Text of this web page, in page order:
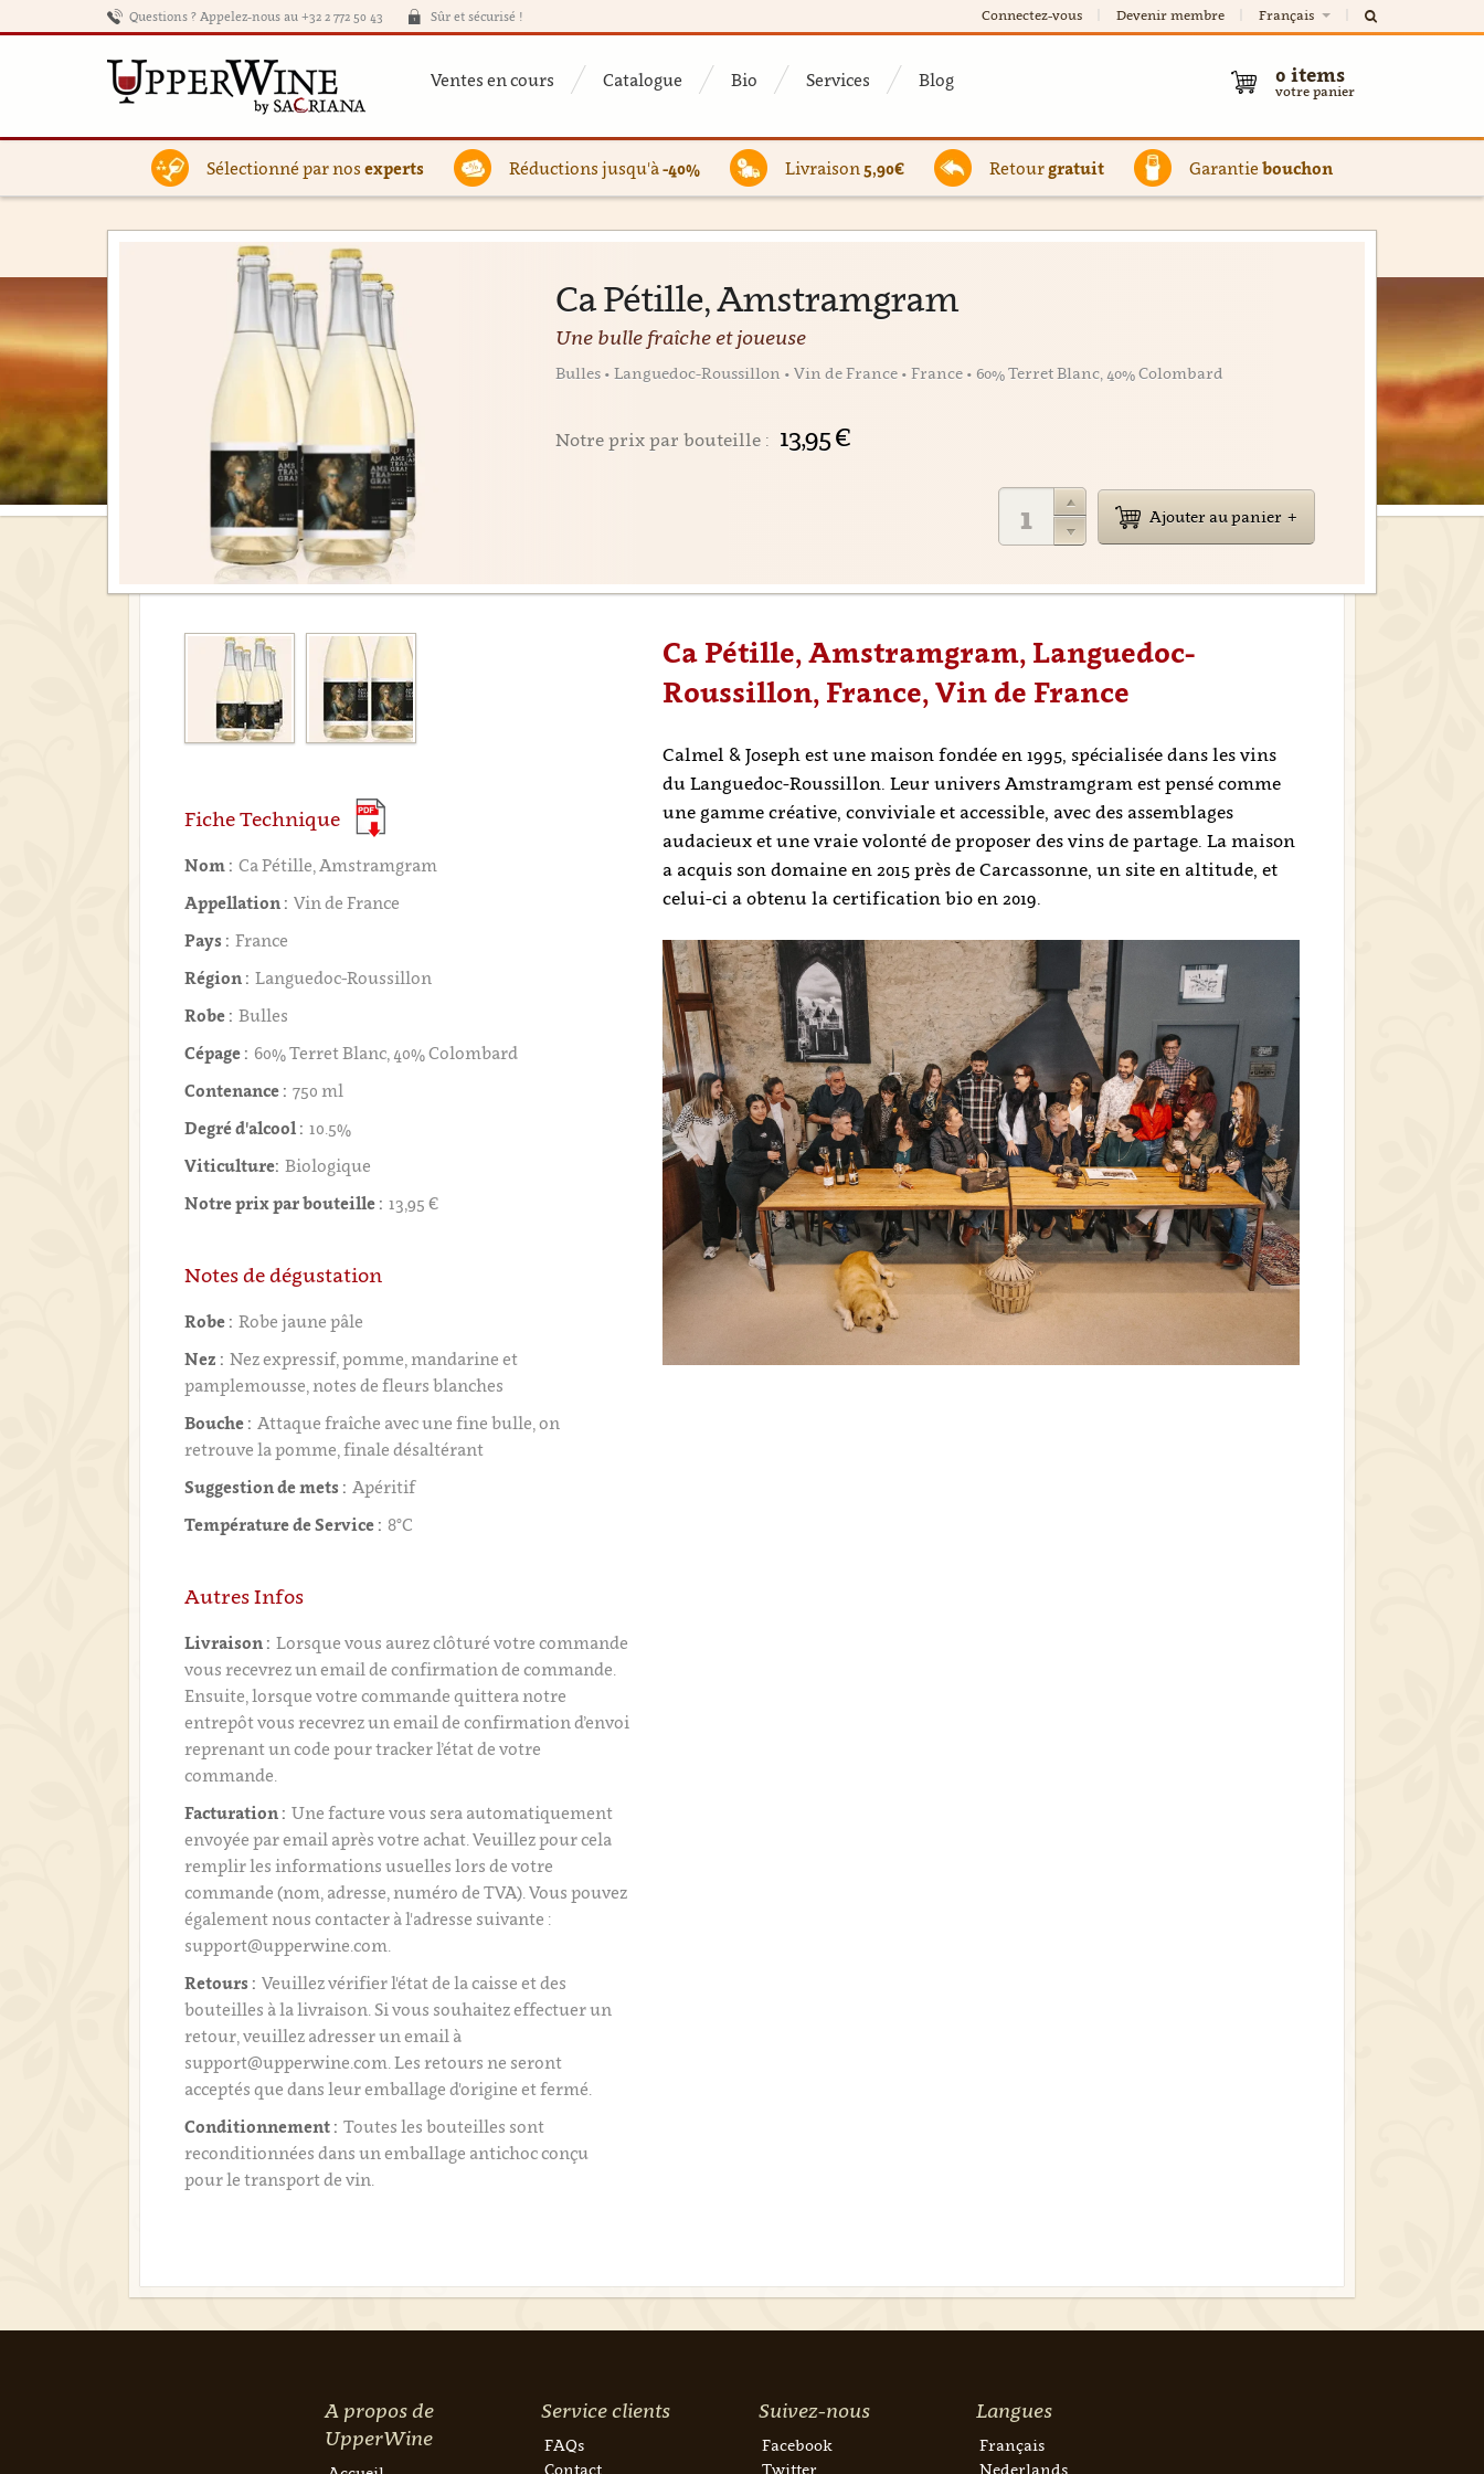
Questions ? Appelez-nous au +32 2 772 50 43 Sûr et sécurisé ! Connectez-vous Devenir membre Français
Ventes en cours Catalogue Bio Services Blog 0 items
votre panier
Sélectionné par nos experts Réductions jusqu'à-40% Livraison 5,90€ Retour gratuit Garantiebouchon
Ca Pétille, Amstramgram
Une bulle fraîche et joueuse
Bulles • Languedoc-Roussillon • Vin de France • France • 60% Terret Blanc, 40% Colombard
Notre prix par bouteille : 13,95 €
Ajouter au panier
Ca Pétille, Amstramgram, Languedoc-
Roussillon, France, Vin de France
Calmel & Joseph est une maison fondée en 1995, spécialisée dans les vins
du Languedoc-Roussillon. Leur univers Amstramgram est pensé comme
une gamme créative, conviviale et accessible, avec des assemblages
audacieux et une vraie volonté de proposer des vins de partage. La maison
a acquis son domaine en 2015 près de Carcassonne, un site en altitude, et
celui-ci a obtenu la certification bio en 2019.
Fiche Technique
Nom : Ca Pétille, Amstramgram
Appellation : Vin de France
Pays : France
Région : Languedoc-Roussillon
Robe : Bulles
Cépage : 60% Terret Blanc, 40% Colombard
Contenance : 750 ml
Degré d'alcool : 10.5%
Viticulture: Biologique
Notre prix par bouteille : 13,95 €
Notes de dégustation
Robe : Robe jaune pâle
Nez : Nez expressif, pomme, mandarine et
pamplemousse, notes de fleurs blanches
Bouche : Attaque fraîche avec une fine bulle, on
retrouve la pomme, finale désaltérant
Suggestion de mets : Apéritif
Température de Service : 8°C
Autres Infos
Livraison : Lorsque vous aurez clôturé votre commande
vous recevrez un email de confirmation de commande.
Ensuite, lorsque votre commande quittera notre
entrepôt vous recevrez un email de confirmation d’envoi
reprenant un code pour tracker l’état de votre
commande.
Facturation : Une facture vous sera automatiquement
envoyée par email après votre achat. Veuillez pour cela
remplir les informations usuelles lors de votre
commande (nom, adresse, numéro de TVA). Vous pouvez
également nous contacter à l'adresse suivante :
support@upperwine.com.
Retours : Veuillez vérifier l'état de la caisse et des
bouteilles à la livraison. Si vous souhaitez effectuer un
retour, veuillez adresser un email à
support@upperwine.com. Les retours ne seront
acceptés que dans leur emballage d'origine et fermé.
Conditionnement : Toutes les bouteilles sont
reconditionnées dans un emballage antichoc conçu
pour le transport de vin.
A propos de
UpperWine
Service clients
FAQs
Contact
Suivez-nous
Facebook
Twitter
Langues
Français
Nederlands